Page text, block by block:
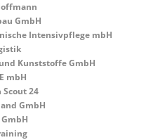
GmbH
Intensivpflege mbH
Kunststoffe GmbH
mbH
24
GmbH